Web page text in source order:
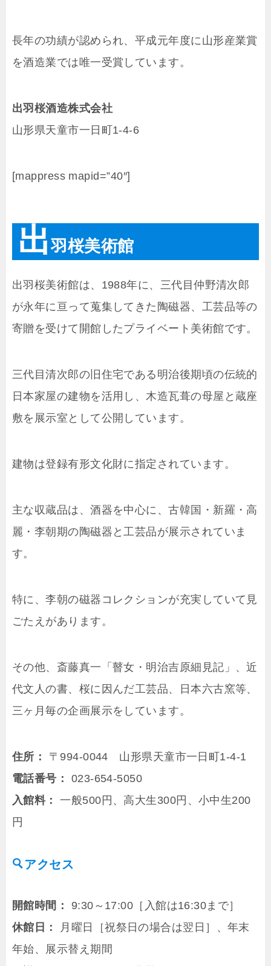
長年の功績が認められ、平成元年度に山形産業賞
を酒造業では唯一受賞しています。
出羽桜酒造株式会社
山形県天童市一日町1-4-6
[mappress mapid=”40″]
出羽桜美術館
出羽桜美術館は、1988年に、三代目仲野清次郎
が永年に亘って蒐集してきた陶磁器、工芸品等の
寄贈を受けて開館したプライベート美術館です。
三代目清次郎の旧住宅である明治後期頃の伝統的
日本家屋の建物を活用し、木造瓦葺の母屋と蔵座
敷を展示室として公開しています。
建物は登録有形文化財に指定されています。
主な収蔵品は、酒器を中心に、古韓国・新羅・高
麗・李朝期の陶磁器と工芸品が展示されていま
す。
特に、李朝の磁器コレクションが充実していて見
ごたえがあります。
その他、斎藤真一「瞽女・明治吉原細見記」、近
代文人の書、桜に因んだ工芸品、日本六古窯等、
三ヶ月毎の企画展示をしています。
住所：
〒994-0044 山形県天童市一日町1-4-1
電話番号：
023-654-5050
入館料：
一般500円、高大生300円、小中生200
円
アクセス
開館時間：
9:30～17:00［入館は16:30まで］
休館日：
月曜日［祝祭日の場合は翌日］、年末
年始、展示替え期間